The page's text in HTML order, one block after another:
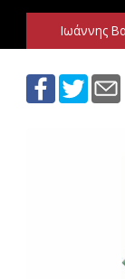
Ιωάννης
Παράκαμψη
Ιωάννης